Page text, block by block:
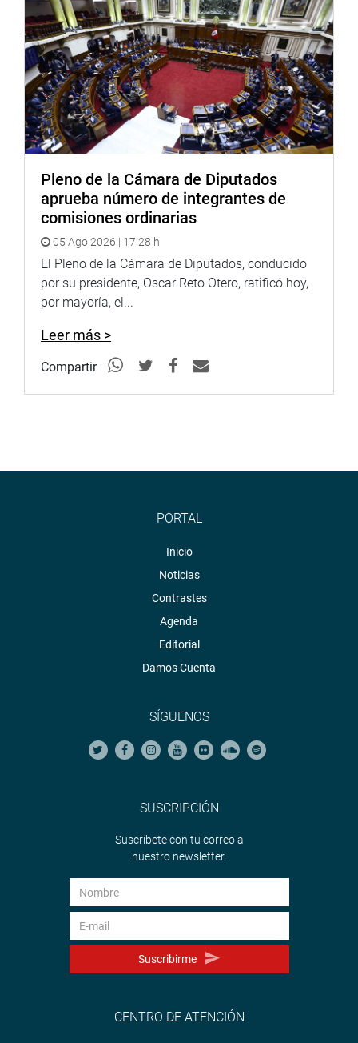
Pleno de la Cámara de Diputados
aprueba número de integrantes de
comisiones ordinarias
05 Ago 2026 | 17:28 h
El Pleno de la Cámara de Diputados, conducido
por su presidente, Oscar Reto Otero, ratificó hoy,
por mayoría, el...
Leer más >
Compartir
PORTAL
Inicio
Noticias
Contrastes
Agenda
Editorial
Damos Cuenta
SÍGUENOS
SUSCRIPCIÓN
Suscríbete con tu correo a
nuestro newsletter.
Suscribirme
CENTRO DE ATENCIÓN